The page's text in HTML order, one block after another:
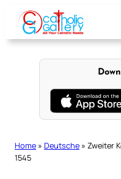
content
Home » Deutsche » Zweiter
1545